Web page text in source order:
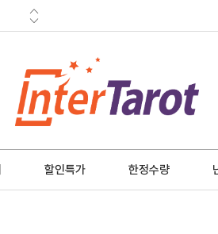
할인특가 한정수량